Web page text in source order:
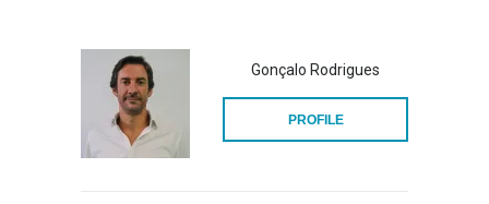
Gonçalo Rodrigues
PROFILE